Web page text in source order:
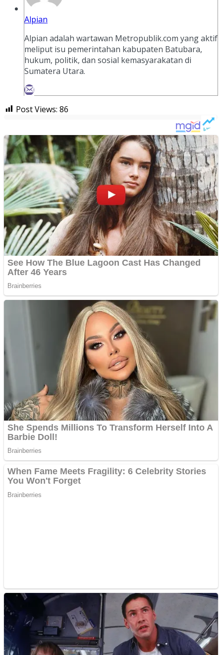
Alpian
Alpian adalah wartawan Metropublik.com yang aktif
meliput isu pemerintahan kabupaten Batubara,
hukum, politik, dan sosial kemasyarakatan di
Sumatera Utara.
Post Views: 86